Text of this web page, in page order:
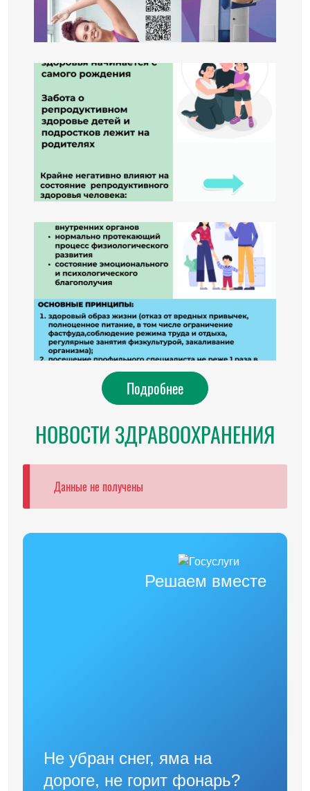
Подробнее
НОВОСТИ ЗДРАВООХРАНЕНИЯ
Данные не получены
Решаем вместе
Не убран снег, яма на
дороге, не горит фонарь?